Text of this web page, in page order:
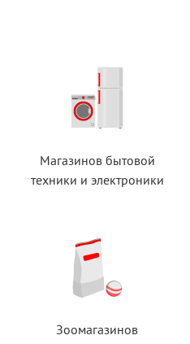
Магазинов бытовой
техники и электроники
Зоомагазинов